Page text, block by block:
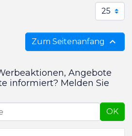
25
Zum Seitenanfang 
Angebote
informiert? Melden Sie
OK